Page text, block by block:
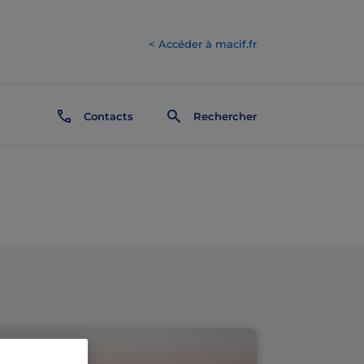
< Accéder à macif.fr
Contacts Rechercher